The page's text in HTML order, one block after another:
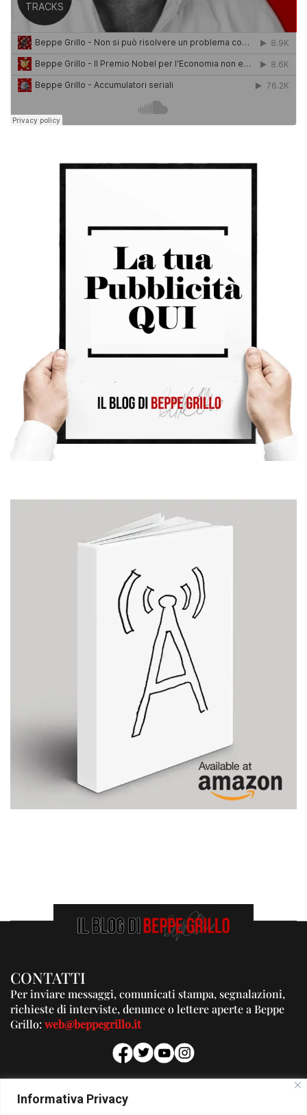
Informativa Privacy
CONTATTI
Per inviare messaggi, comunicati stampa, segnalazioni,
richieste di interviste, denunce o lettere aperte a Beppe
Grillo:web@beppegrillo.it
PUBBLICITA'
Per la tua pubblicità su questo Blog: